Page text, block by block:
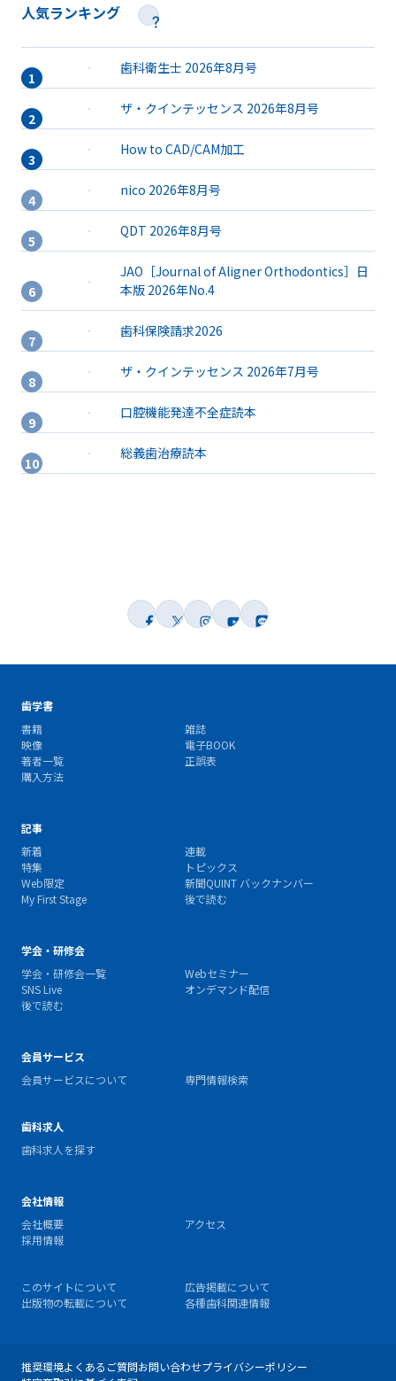
人気ランキング
歯科衛生士 2026年8月号
ザ・クインテッセンス 2026年8月号
How to CAD/CAM加工
nico 2026年8月号
QDT 2026年8月号
JAO［Journal of Aligner Orthodontics］日
本版 2026年No.4
歯科保険請求2026
ザ・クインテッセンス 2026年7月号
口腔機能発達不全症読本
総義歯治療読本
歯学書
書籍
雑誌
映像
電子BOOK
著者一覧
正誤表
購入方法
記事
新着
連載
特集
トピックス
Web限定
新聞QUINT バックナンバー
My First Stage
後で読む
学会・研修会
学会・研修会一覧
Webセミナー
SNS Live
オンデマンド配信
後で読む
会員サービス
会員サービスについて
専門情報検索
歯科求人
歯科求人を探す
会社情報
会社概要
アクセス
採用情報
このサイトについて
広告掲載について
出版物の転載について
各種歯科関連情報
推奨環境よくあるご質問お問い合わせプライバシーポリシー